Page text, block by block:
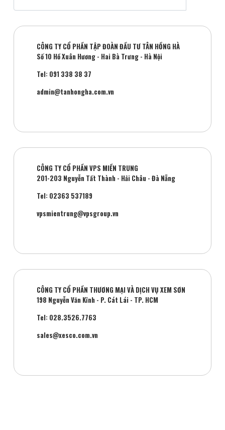
CÔNG TY CỔ PHẦN TẬP ĐOÀN ĐẦU TƯ TÂN HỒNG HÀ
Số 10 Hồ Xuân Hương - Hai Bà Trưng - Hà Nội
Tel: 091 338 38 37
admin@tanhongha.com.vn
CÔNG TY CỔ PHẦN VPS MIỀN TRUNG
201-203 Nguyễn Tất Thành - Hải Châu - Đà Nẵng
Tel: 02363 537189
vpsmientrung@vpsgroup.vn
CÔNG TY CỔ PHẦN THƯƠNG MẠI VÀ DỊCH VỤ XEM SƠN
198 Nguyễn Văn Kỉnh - P. Cát Lái - TP. HCM
Tel: 028.3526.7763
sales@xesco.com.vn